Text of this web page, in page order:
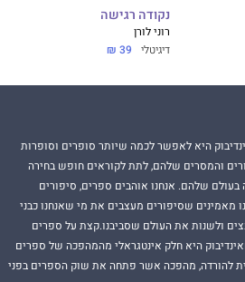
נקודה רגישה
רוני לורן
דיגיטלי 39 ₪
היא לאפשר לכמה שיותר סופרים וסופרות
והמסרים שלהם, לתת לקוראים חופש בחירה
שלהם. אנחנו אוהבים ספרים, סיפורים
מאמינים שסיפורים מעצבים את מי שאנחנו כבני
ולשנות את העולם שסביבנו.קצת על ספרים
היא חלק אינטגראלי מהמהפכה של ספרים
להורדה, מהפכה אשר פתחה את שוק הספרים בפני